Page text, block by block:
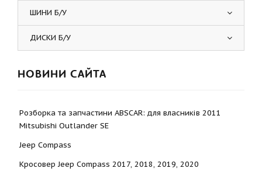
ШИНИ Б/У
ДИСКИ Б/У
НОВИНИ САЙТА
Розборка та запчастини ABSCAR: для власників 2011
Mitsubishi Outlander SE
Jeep Compass
Кросовер Jeep Compass 2017, 2018, 2019, 2020